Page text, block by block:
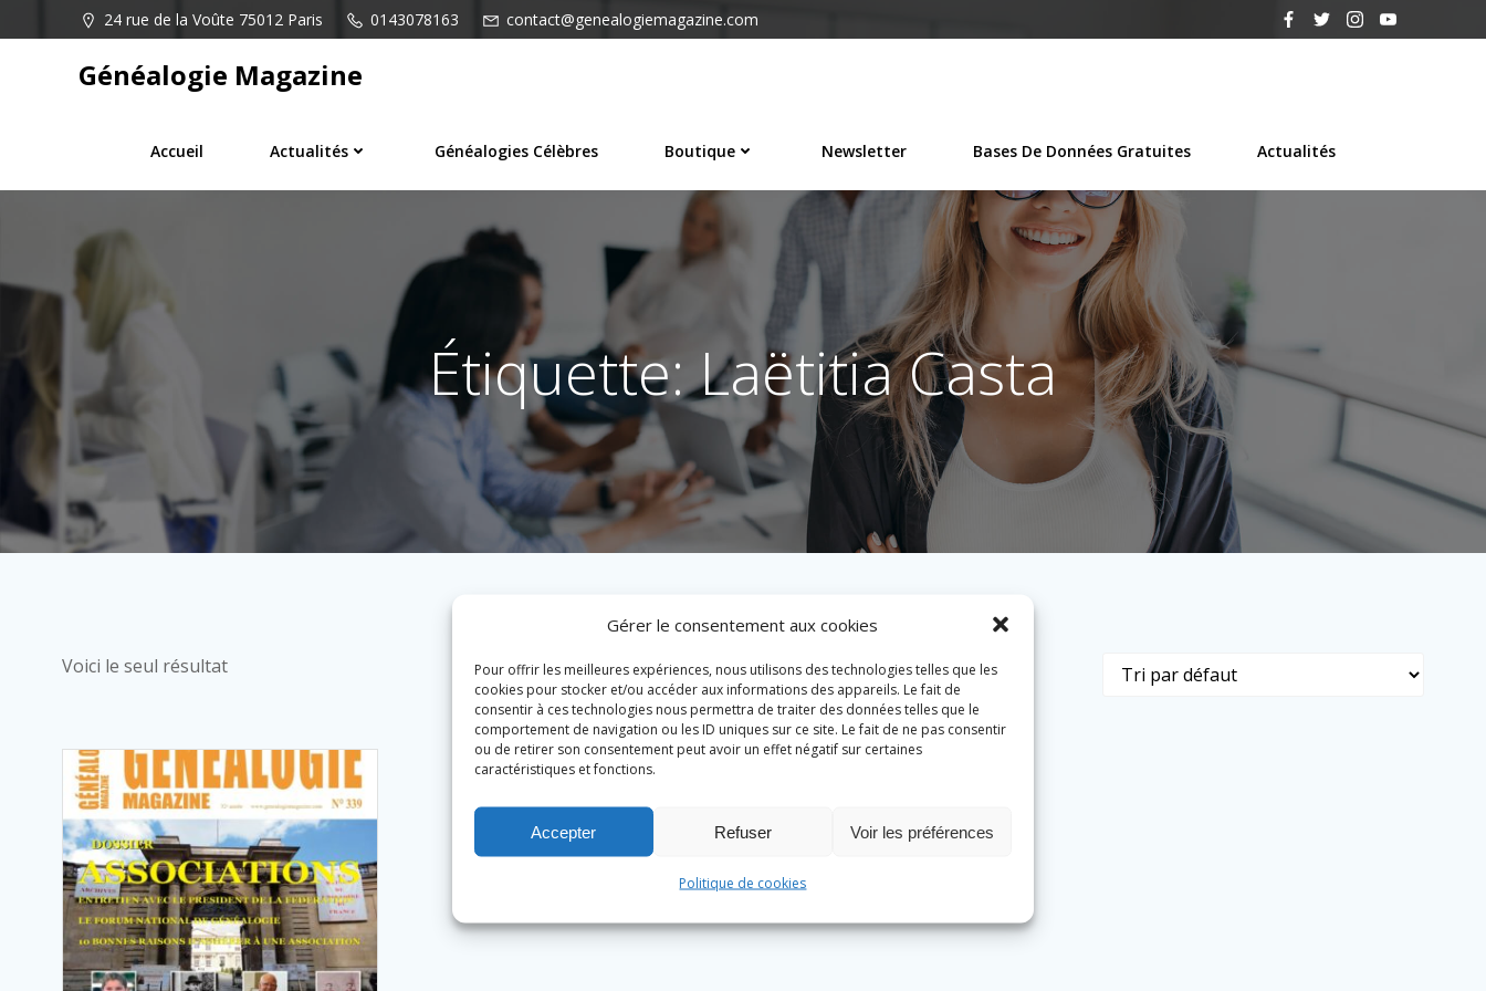
Gérer le consentement aux cookies
Pour offrir les meilleures expériences, nous utilisons des technologies telles que les
cookies pour stocker et/ou accéder aux informations des appareils. Le fait de
consentir à ces technologies nous permettra de traiter des données telles que le
comportement de navigation ou les ID uniques sur ce site. Le fait de ne pas consentir
ou de retirer son consentement peut avoir un effet négatif sur certaines
caractéristiques et fonctions.
Accepter Refuser Voir les préférences
Politique de cookies
au
24 rue de la Voûte 75012 Paris 0143078163 contact@genealogiemagazine.com
Généalogie Magazine
Accueil Actualités Généalogies Célèbres Boutique Newsletter Bases De Données Gratuites Actualités
Étiquette: Laëtitia Casta
Voici le seul résultat